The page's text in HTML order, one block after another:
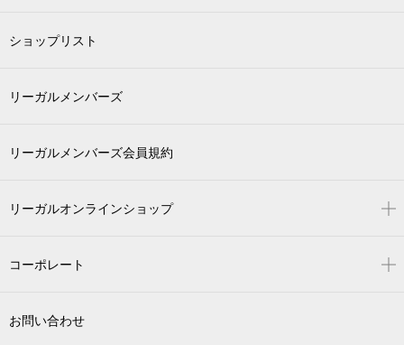
ショップリスト
リーガルメンバーズ
リーガルメンバーズ会員規約
リーガルオンラインショップ
コーポレート
お問い合わせ